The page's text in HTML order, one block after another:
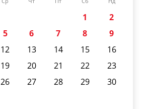
1
2
5 6 7 8
9
12 13 14 15
16
19 20 21 22
23
26 27 28 29
30